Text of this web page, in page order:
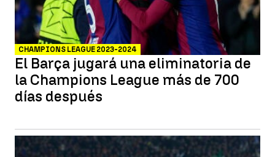
CHAMPIONS LEAGUE 2023-2024
El Barça jugará una eliminatoria de
la Champions League más de 700
días después